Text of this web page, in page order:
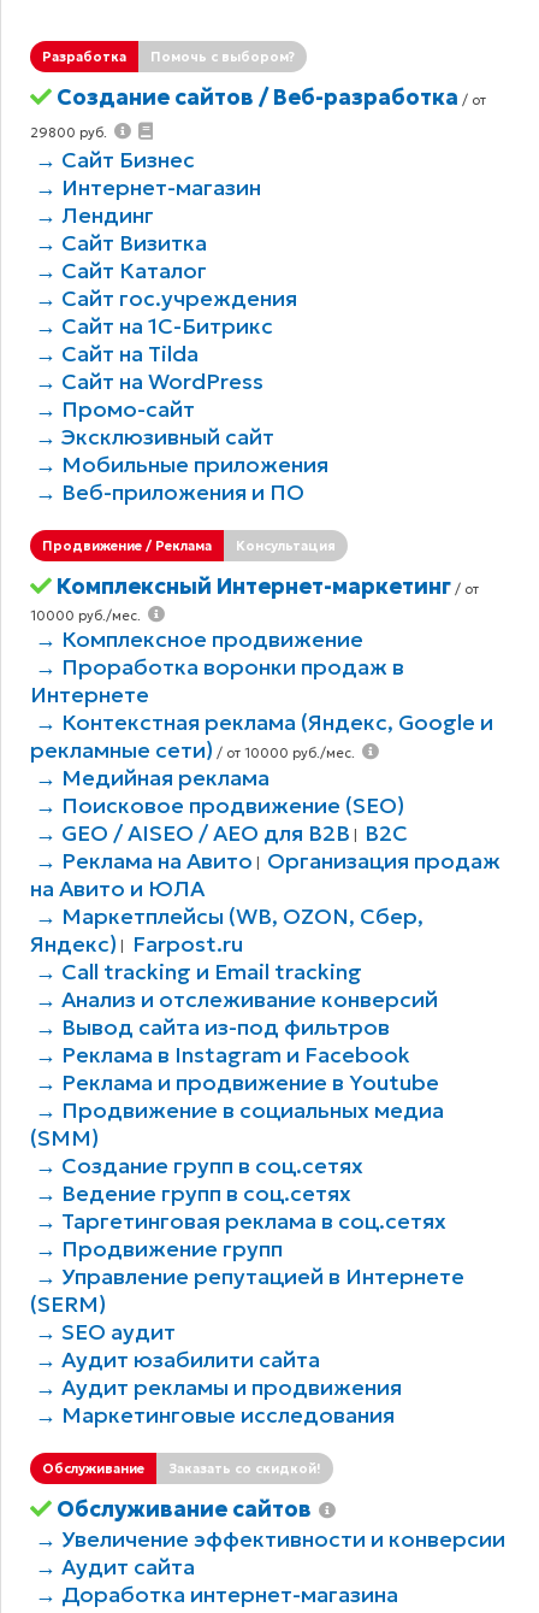
Разработка Помочь с выбором?
Создание сайтов / Веб-разработка / от
29800 руб.
→ Сайт Бизнес
→ Интернет-магазин
→ Лендинг
→ Сайт Визитка
→ Сайт Каталог
→ Сайт гос.учреждения
→ Сайт на 1С-Битрикс
→ Сайт на Tilda
→ Сайт на WordPress
→ Промо-сайт
→ Эксклюзивный сайт
→ Мобильные приложения
→ Веб-приложения и ПО
Продвижение / Реклама Консультация
Комплексный Интернет-маркетинг/ от
10000 руб./мес.
→ Комплексное продвижение
→ Проработка воронки продаж в
Интернете
→ Контекстная реклама (Яндекс, Google и
рекламные сети) / от 10000 руб./мес.
→ Медийная реклама
→ Поисковое продвижение (SEO)
→ GEO / AISEO / AEO для B2В
B2C
→ Реклама на Авито
Организация продаж
на Авито и ЮЛА
→ Маркетплейсы (WB, OZON, Сбер,
Яндекс)
Farpost.ru
→ Call tracking и Email tracking
→ Анализ и отслеживание конверсий
→ Вывод сайта из-под фильтров
→ Реклама в Instagram и Facebook
→ Реклама и продвижение в Youtube
→ Продвижение в социальных медиа
(SMM)
→ Создание групп в соц.сетях
→ Ведение групп в соц.сетях
→ Таргетинговая реклама в соц.сетях
→ Продвижение групп
→ Управление репутацией в Интернете
(SERM)
→ SEO аудит
→ Аудит юзабилити сайта
→ Аудит рекламы и продвижения
→ Маркетинговые исследования
Обслуживание Заказать со скидкой!
Обслуживание сайтов
→ Увеличение эффективности и конверсии
→ Аудит сайта
→ Доработка интернет-магазина